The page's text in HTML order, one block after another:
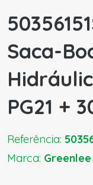
Saca-
PG21 +
Referência:
Marca: Greenlee